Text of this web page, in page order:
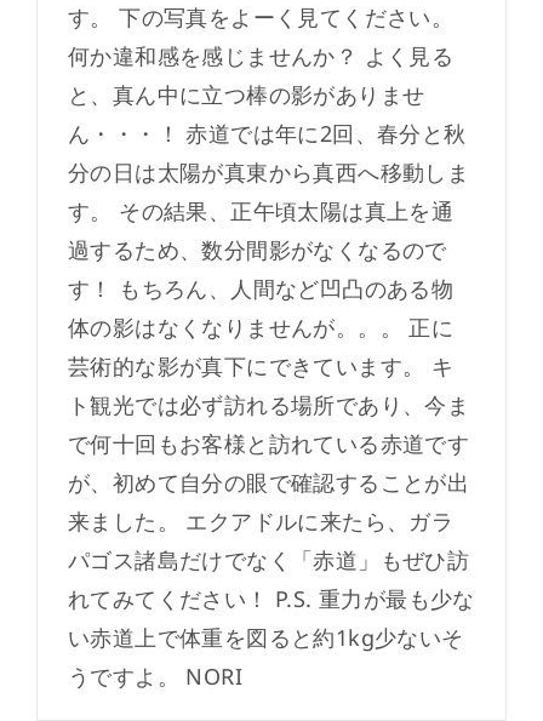
す。 下の写真をよーく見てください。
何か違和感を感じませんか？ よく見る
と、真ん中に立つ棒の影がありませ
ん・・・！ 赤道では年に2回、春分と秋
分の日は太陽が真東から真西へ移動しま
す。 その結果、正午頃太陽は真上を通
過するため、数分間影がなくなるので
す！ もちろん、人間など凹凸のある物
体の影はなくなりませんが。。。 正に
芸術的な影が真下にできています。 キ
ト観光では必ず訪れる場所であり、今ま
で何十回もお客様と訪れている赤道です
が、初めて自分の眼で確認することが出
来ました。 エクアドルに来たら、ガラ
パゴス諸島だけでなく「赤道」もぜひ訪
れてみてください！ P.S. 重力が最も少な
い赤道上で体重を図ると約1kg少ないそ
うですよ。 NORI